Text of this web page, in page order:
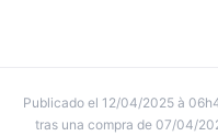
Publicado el 12/04/2025 à
tras una compra de 07/04/